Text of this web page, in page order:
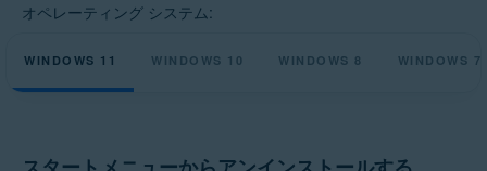
オペレーティング システム:
WINDOWS 11 WINDOWS 10 WINDOWS 8 WINDOWS 7